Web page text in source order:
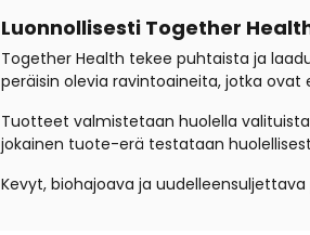
Luonnollisesti Together
Together Health tekee puhtaista ja
peräisin olevia ravintoaineita, jotka
Tuotteet valmistetaan huolella
jokainen tuote-erä testataan
Kevyt, biohajoava ja